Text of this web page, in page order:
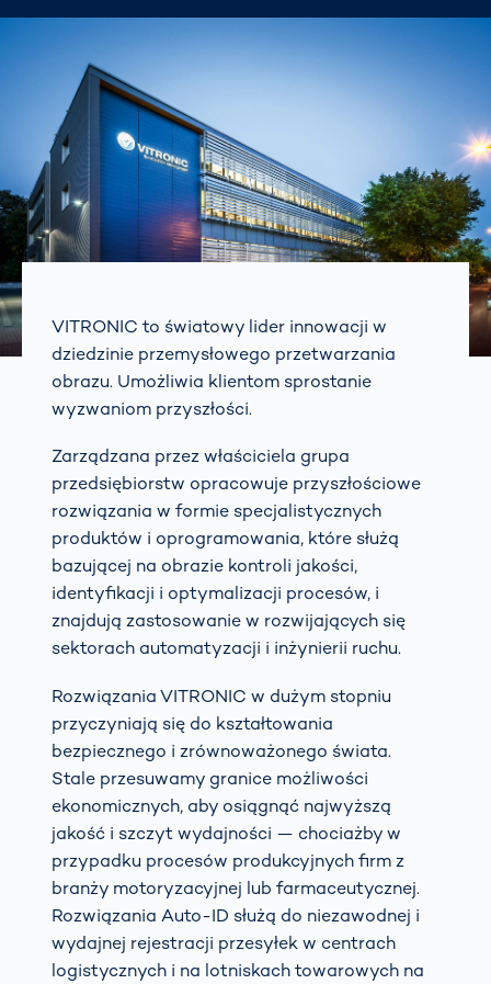
VITRONIC to światowy lider innowacji w
dziedzinie przemysłowego przetwarzania
obrazu. Umożliwia klientom sprostanie
wyzwaniom przyszłości.
Zarządzana przez właściciela grupa
przedsiębiorstw opracowuje przyszłościowe
rozwiązania w formie specjalistycznych
produktów i oprogramowania, które służą
bazującej na obrazie kontroli jakości,
identyfikacji i optymalizacji procesów, i
znajdują zastosowanie w rozwijających się
sektorach automatyzacji i inżynierii ruchu.
Rozwiązania VITRONIC w dużym stopniu
przyczyniają się do kształtowania
bezpiecznego i zrównoważonego świata.
Stale przesuwamy granice możliwości
ekonomicznych, aby osiągnąć najwyższą
jakość i szczyt wydajności — chociażby w
przypadku procesów produkcyjnych firm z
branży motoryzacyjnej lub farmaceutycznej.
Rozwiązania Auto-ID służą do niezawodnej i
wydajnej rejestracji przesyłek w centrach
logistycznych i na lotniskach towarowych na